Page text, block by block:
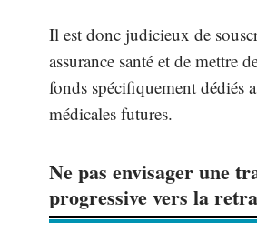
Il est donc judicieux de
assurance santé et de mettre
fonds spécifiquement dédiés
médicales futures.
Ne pas envisager une
progressive vers la